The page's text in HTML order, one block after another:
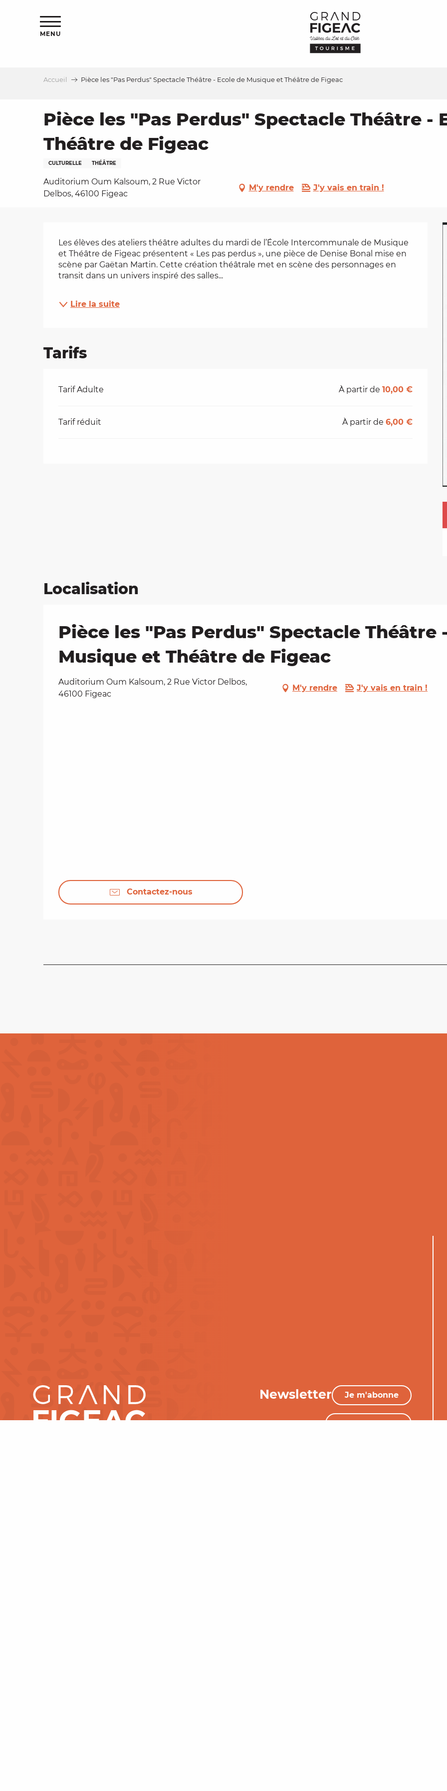
MENU
Accueil Pièce les "Pas Perdus" Spectacle Théâtre - Ecole de Musique et Théâtre de Figeac
Pièce les "Pas Perdus" Spectacle Théâtre -
Théâtre de Figeac
CULTURELLE THÉÂTRE
Auditorium Oum Kalsoum, 2 Rue Victor
Delbos, 46100 Figeac
M'y rendre J'y vais en train !
Description
Les élèves des ateliers théâtre adultes du mardi de l’École Intercommunale de Musique
et Théâtre de Figeac présentent « Les pas perdus », une pièce de Denise Bonal mise en
scène par Gaëtan Martin. Cette création théâtrale met en scène des personnages en
transit dans un univers inspiré des salles...
Lire la suite
Tarifs
Tarifs 2026
Tarif Adulte À partir de10,00 €
Tarif réduit À partir de6,00 €
Localisation
Pièce les "Pas Perdus" Spectacle Théâtre
Musique et Théâtre de Figeac
Auditorium Oum Kalsoum, 2 Rue Victor Delbos,
46100 Figeac
M'y rendre J'y vais en train !
Contactez-nous
Newsletter Je m'abonne
05 65 34 06 25